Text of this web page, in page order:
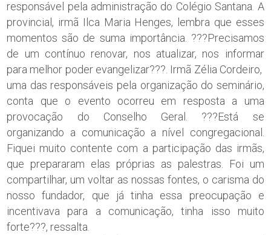
responsável pela administração do Colégio Santana. A
provincial, irmã Ilca Maria Henges, lembra que esses
momentos são de suma importância. ???Precisamos
de um contínuo renovar, nos atualizar, nos informar
para melhor poder evangelizar???. Irmã Zélia Cordeiro,
uma das responsáveis pela organização do seminário,
conta que o evento ocorreu em resposta a uma
provocação do Conselho Geral. ???Está se
organizando a comunicação a nível congregacional.
Fiquei muito contente com a participação das irmãs,
que prepararam elas próprias as palestras. Foi um
compartilhar, um voltar as nossas fontes, o carisma do
nosso fundador, que já tinha essa preocupação e
incentivava para a comunicação, tinha isso muito
forte???, ressalta.